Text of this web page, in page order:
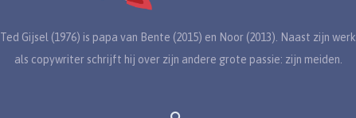
Ted Gijsel (1976) is papa van Bente (2015) en Noor (2013). Naast zijn werk
als copywriter schrijft hij over zijn andere grote passie: zijn meiden.